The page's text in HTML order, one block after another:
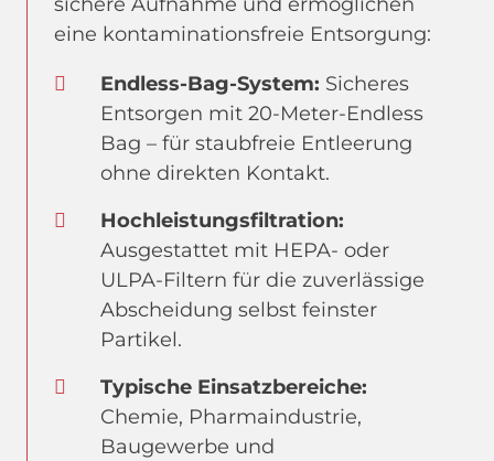
eine kontaminationsfreie Entsorgung:
Endless-Bag-System: Sicheres
Entsorgen mit 20-Meter-Endless
Bag – für staubfreie Entleerung
ohne direkten Kontakt.
Hochleistungsfiltration:
Ausgestattet mit HEPA- oder
ULPA-Filtern für die zuverlässige
Abscheidung selbst feinster
Partikel.
Typische Einsatzbereiche:
Chemie, Pharmaindustrie,
Baugewerbe und